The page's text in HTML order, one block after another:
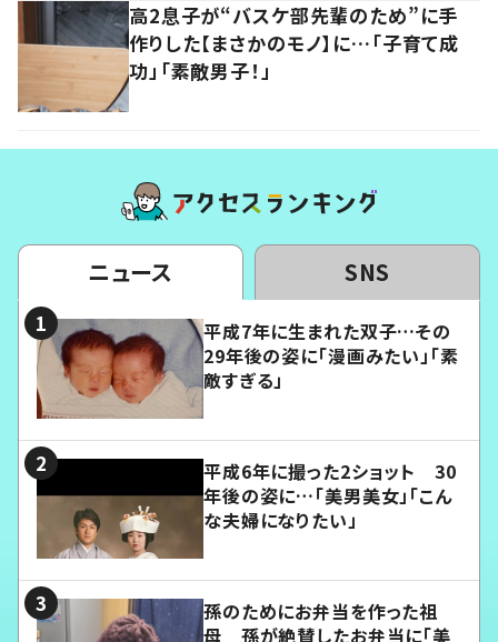
高2息子が“バスケ部先輩のため”に手
作りした【まさかのモノ】に…「子育て成
功」「素敵男子！」
ニュース SNS
平成7年に生まれた双子…その
29年後の姿に「漫画みたい」「素
敵すぎる」
平成6年に撮った2ショット 30
年後の姿に…「美男美女」「こん
な夫婦になりたい」
孫のためにお弁当を作った祖
母 孫が絶賛したお弁当に「美